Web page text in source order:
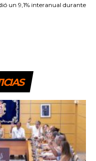
un 9,1% interanual durante